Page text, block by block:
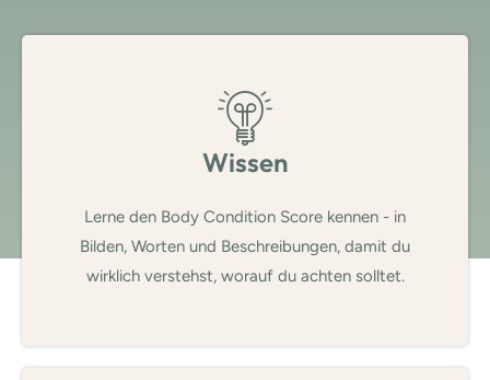
Wissen
Lerne den Body Condition Score kennen - in
Bilden, Worten und Beschreibungen, damit du
wirklich verstehst, worauf du achten solltet.